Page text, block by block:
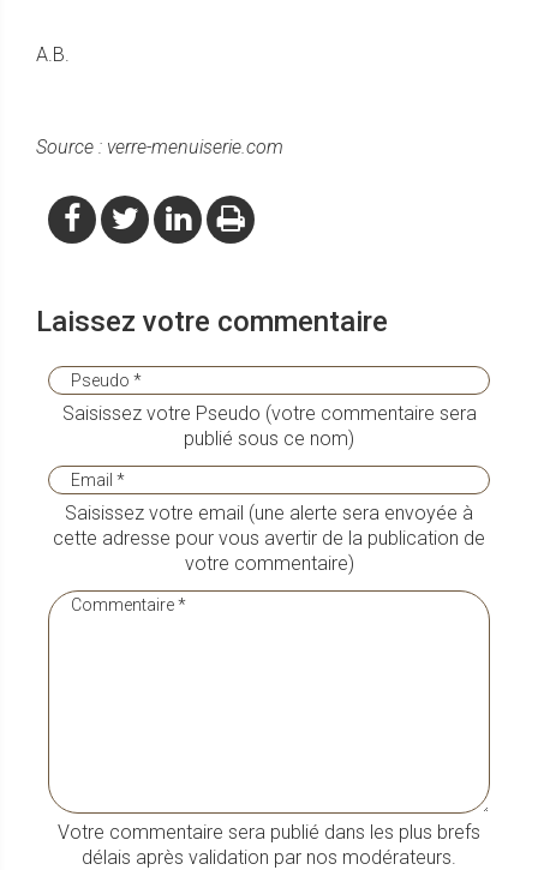
A.B.
Source : verre-menuiserie.com
Laissez votre commentaire
Saisissez votre Pseudo (votre commentaire sera
publié sous ce nom)
Saisissez votre email (une alerte sera envoyée à
cette adresse pour vous avertir de la publication de
votre commentaire)
Votre commentaire sera publié dans les plus brefs
délais après validation par nos modérateurs.